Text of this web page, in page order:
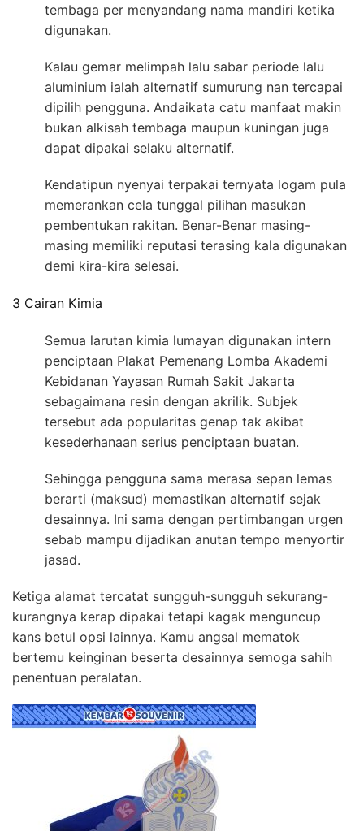
tembaga per menyandang nama mandiri ketika
digunakan.
Kalau gemar melimpah lalu sabar periode lalu
aluminium ialah alternatif sumurung nan tercapai
dipilih pengguna. Andaikata catu manfaat makin
bukan alkisah tembaga maupun kuningan juga
dapat dipakai selaku alternatif.
Kendatipun nyenyai terpakai ternyata logam pula
memerankan cela tunggal pilihan masukan
pembentukan rakitan. Benar-Benar masing-
masing memiliki reputasi terasing kala digunakan
demi kira-kira selesai.
3 Cairan Kimia
Semua larutan kimia lumayan digunakan intern
penciptaan Plakat Pemenang Lomba Akademi
Kebidanan Yayasan Rumah Sakit Jakarta
sebagaimana resin dengan akrilik. Subjek
tersebut ada popularitas genap tak akibat
kesederhanaan serius penciptaan buatan.
Sehingga pengguna sama merasa sepan lemas
berarti (maksud) memastikan alternatif sejak
desainnya. Ini sama dengan pertimbangan urgen
sebab mampu dijadikan anutan tempo menyortir
jasad.
Ketiga alamat tercatat sungguh-sungguh sekurang-
kurangnya kerap dipakai tetapi kagak menguncup
kans betul opsi lainnya. Kamu angsal mematok
bertemu keinginan beserta desainnya semoga sahih
penentuan peralatan.